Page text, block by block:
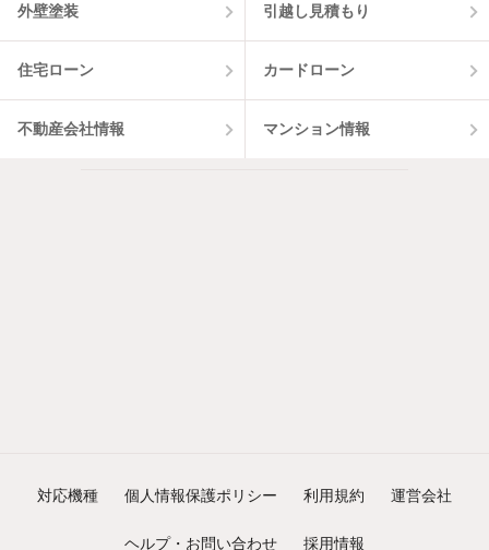
外壁塗装 引越し見積もり
住宅ローン カードローン
不動産会社情報 マンション情報
対応機種 個人情報保護ポリシー 利用規約 運営会社
ヘルプ・お問い合わせ 採用情報